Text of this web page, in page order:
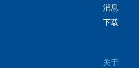
消息
下载
关于